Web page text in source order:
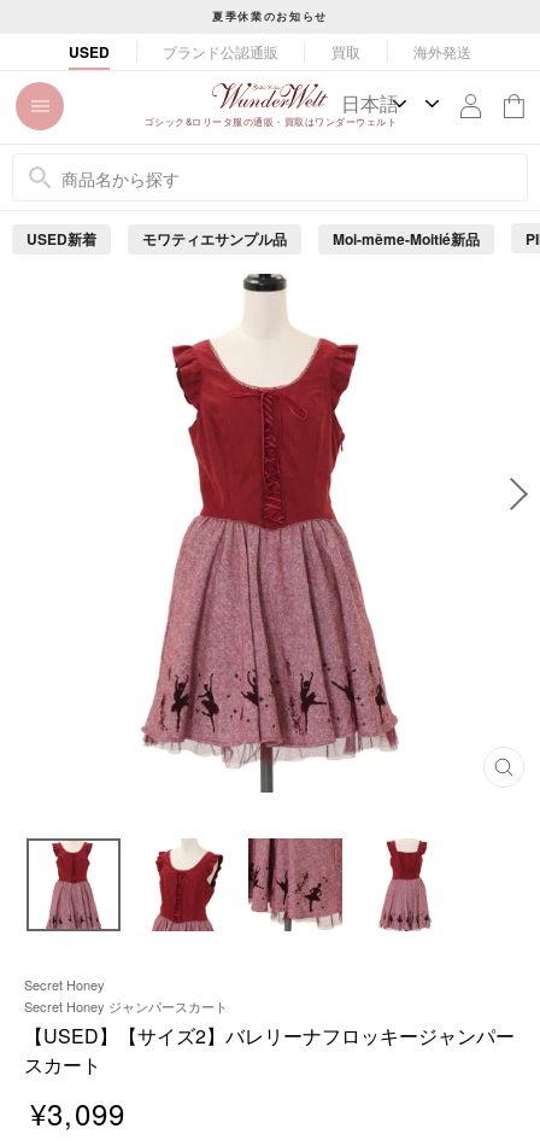
ン
ツ
イ
ド
止
め
夏季休業のお知らせ
USED ブランド公認通販 買取 海外発送
ゴシック&ロリータ服の通販・買取はワンダーウェルト
USED新着 モワティエサンプル品 Moi-même-Moitié新品
閉
Secret Honey
Secret Honey ジャンパースカート
【USED】【サイズ2】バレリーナフロッキージャンパー
スカート
¥3,099